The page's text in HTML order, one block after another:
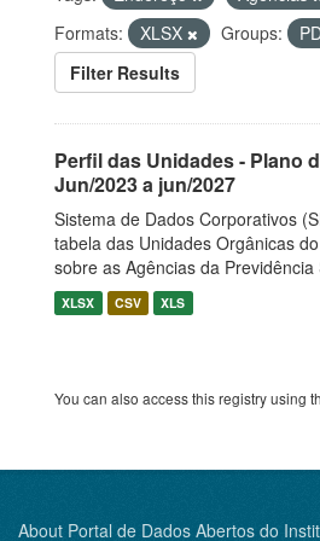
Formats:
XLSX Groups:
Filter Results
Perfil das Unidades - Plano
Jun/2023 a jun/2027
Sistema de Dados Corporativos
tabela das Unidades Orgânicas
sobre as Agências da Previdência
XLSX CSV XLS
You can also access this registry using
About Portal de Dados Abertos do